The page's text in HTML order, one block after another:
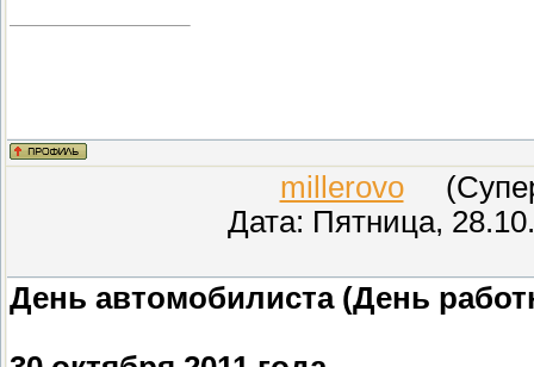
millerovo
Дата: Пятница,
День автомобилиста (День